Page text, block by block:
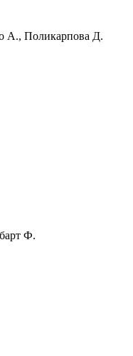
А., Поликарпова Д.
Ф.